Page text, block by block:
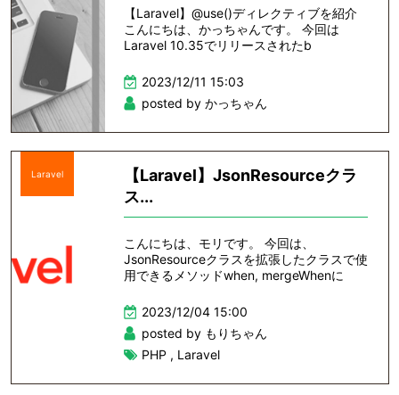
【Laravel】@use()ディレクティブを紹介
こんにちは、かっちゃんです。 今回は
Laravel 10.35でリリースされたb
2023/12/11 15:03
posted by かっちゃん
Laravel
【Laravel】JsonResourceクラ
ス...
こんにちは、モリです。 今回は、
JsonResourceクラスを拡張したクラスで使
用できるメソッドwhen, mergeWhenに
2023/12/04 15:00
posted by もりちゃん
PHP , Laravel